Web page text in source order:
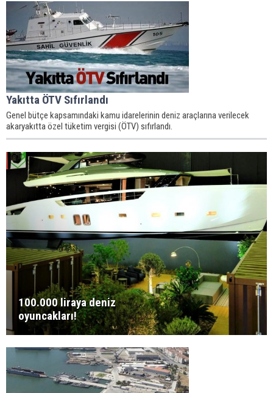
Yakıtta ÖTV Sıfırlandı
Genel bütçe kapsamındaki kamu idarelerinin deniz araçlarına verilecek
akaryakıtta özel tüketim vergisi (ÖTV) sıfırlandı.
100.000 liraya deniz
oyuncakları!